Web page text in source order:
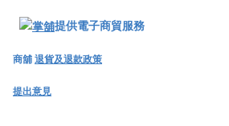
提供電子商貿服務
商舖退貨及退款政策
提出意見